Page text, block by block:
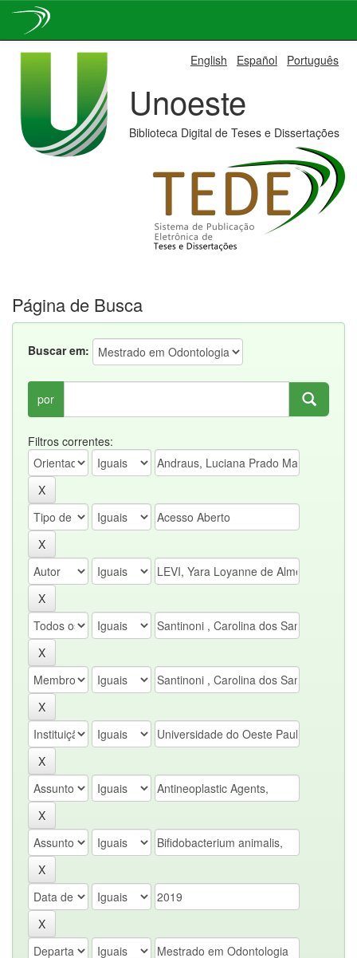
English Español Português
Unoeste
Biblioteca Digital de Teses e Dissertações
Página de Busca
Buscar em:
por
Filtros correntes: